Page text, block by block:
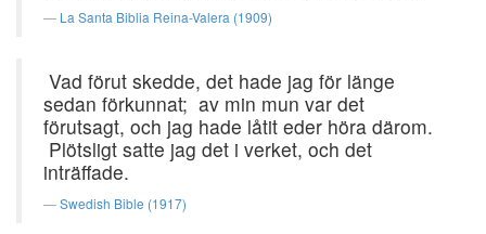
La Santa Biblia Reina-Valera (1909)
Vad förut skedde, det hade jag för länge
sedan förkunnat; av min mun var det
förutsagt, och jag hade låtit eder höra därom.
Plötsligt satte jag det i verket, och det
inträffade.
Swedish Bible (1917)